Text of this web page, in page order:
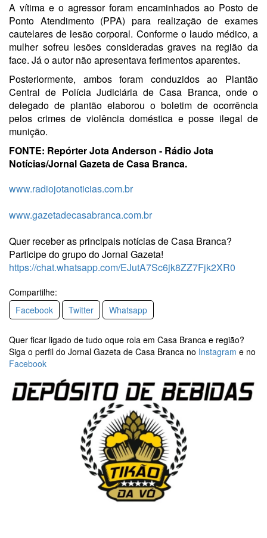
A vítima e o agressor foram encaminhados ao Posto de
Ponto Atendimento (PPA) para realização de exames
cautelares de lesão corporal. Conforme o laudo médico, a
mulher sofreu lesões consideradas graves na região da
face. Já o autor não apresentava ferimentos aparentes.
Posteriormente, ambos foram conduzidos ao Plantão
Central de Polícia Judiciária de Casa Branca, onde o
delegado de plantão elaborou o boletim de ocorrência
pelos crimes de violência doméstica e posse ilegal de
munição.
FONTE: Repórter Jota Anderson - Rádio Jota
Notícias/Jornal Gazeta de Casa Branca.
www.radiojotanoticias.com.br
www.gazetadecasabranca.com.br
Quer receber as principais notícias de Casa Branca?
Participe do grupo do Jornal Gazeta!
https://chat.whatsapp.com/EJutA7Sc6jk8ZZ7Fjk2XR0
Compartilhe:
Facebook
Twitter Whatsapp
Quer ficar ligado de tudo oque rola em Casa Branca e região?
Siga o perfil do Jornal Gazeta de Casa Branca no Instagram e no
Facebook